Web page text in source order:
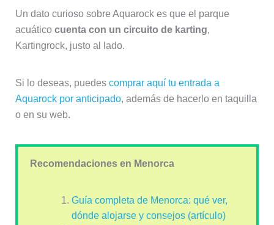
Un dato curioso sobre Aquarock es que el parque
acuático cuenta con un circuito de karting,
Kartingrock, justo al lado.
Si lo deseas, puedes comprar aquí tu entrada a
Aquarock por anticipado, además de hacerlo en taquilla
o en su web.
Recomendaciones en Menorca
Guía completa de Menorca: qué ver,
dónde alojarse y consejos (artículo)